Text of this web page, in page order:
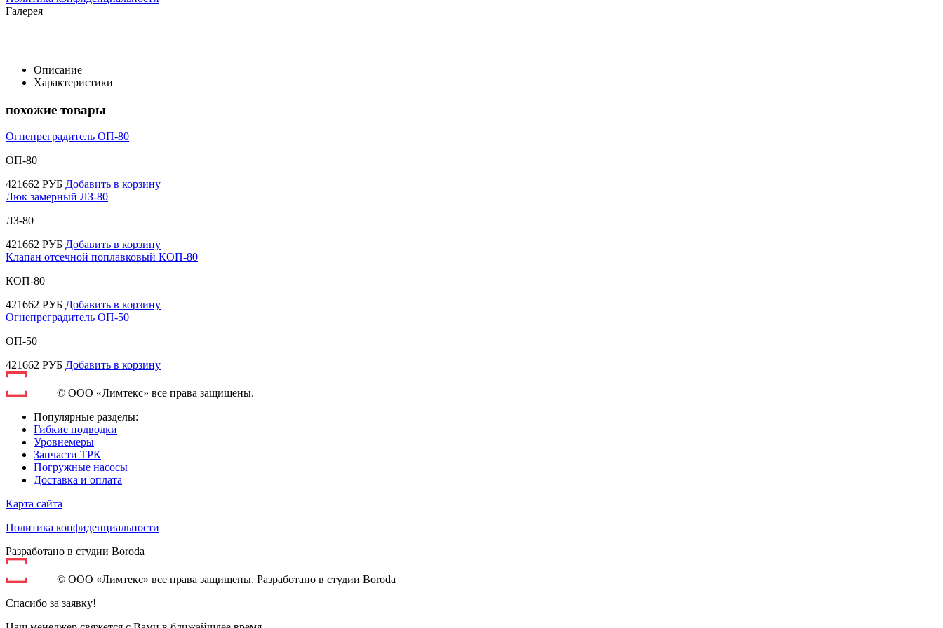
Галерея
Описание
Характеристики
похожие товары
Огнепреградитель ОП-80
ОП-80
421662 РУБ Добавить в корзину
Люк замерный ЛЗ-80
ЛЗ-80
421662 РУБ Добавить в корзину
Клапан отсечной поплавковый КОП-80
КОП-80
421662 РУБ Добавить в корзину
Огнепреградитель ОП-50
ОП-50
421662 РУБ Добавить в корзину
© ООО «Лимтекс» все права защищены.
Популярные разделы:
Гибкие подводки
Уровнемеры
Запчасти ТРК
Погружные насосы
Доставка и оплата
Карта сайта
Политика конфиденциальности
Разработано в студии Boroda
© ООО «Лимтекс» все права защищены. Разработано в студии Boroda
Спасибо за заявку!